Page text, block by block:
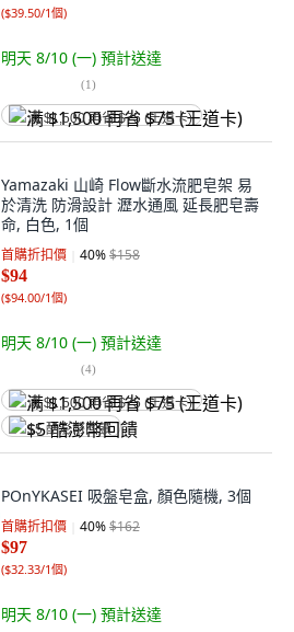
($39.50/1個)
明天 8/10 (一) 預計送達
(1)
满 $1,500 再省 $75 (王道卡)
Yamazaki 山崎 Flow斷水流肥皂架 易
於清洗 防滑設計 瀝水通風 延長肥皂壽
命, 白色, 1個
首購折扣價 40%$158
$94
($94.00/1個)
明天 8/10 (一) 預計送達
(4)
满 $1,500 再省 $75 (王道卡)
$5 酷澎幣回饋
POnYKASEI 吸盤皂盒, 顏色隨機, 3個
首購折扣價 40%$162
$97
($32.33/1個)
明天 8/10 (一) 預計送達